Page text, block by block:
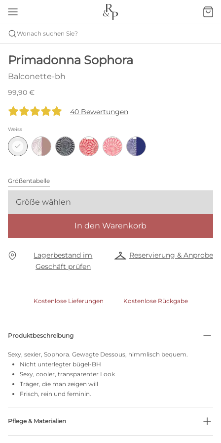
Wonach suchen Sie?
Primadonna Sophora
Balconette-bh
99,90 €
40 Bewertungen
Weiss
Größentabelle
Größe wählen
In den Warenkorb
Lagerbestand im
Geschäft prüfen
Reservierung & Anprobe
Kostenlose Lieferungen Kostenlose Rückgabe
Produktbeschreibung
Sexy, sexier, Sophora. Gewagte Dessous, himmlisch bequem.
Nicht unterlegter bügel-BH
Sexy, cooler, transparenter Look
Träger, die man zeigen will
Frisch, rein und feminin.
Pflege & Materialien